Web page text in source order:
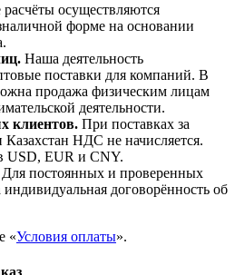
расчёты осуществляются
форме на основании
Наша деятельность
поставки для компаний. В
продажа физическим лицам
деятельности.
клиентов. При поставках за
НДС не начисляется.
USD, EUR и CNY.
Для постоянных и проверенных
договорённость об
«Условия оплаты».